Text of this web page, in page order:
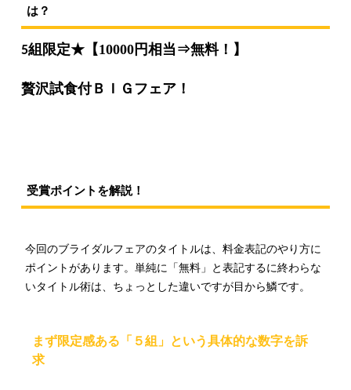
は？
5組限定★【10000円相当⇒無料！】
贅沢試食付ＢＩＧフェア！
受賞ポイントを解説！
今回のブライダルフェアのタイトルは、料金表記のやり方に
ポイントがあります。単純に「無料」と表記するに終わらな
いタイトル術は、ちょっとした違いですが目から鱗です。
まず限定感ある「５組」という具体的な数字を訴
求